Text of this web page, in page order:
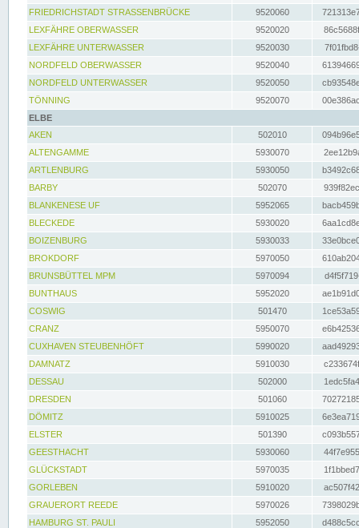
FRIEDRICHSTADT STRASSENBRÜCKE
9520060
LEXFÄHRE OBERWASSER
9520020
LEXFÄHRE UNTERWASSER
9520030
NORDFELD OBERWASSER
9520040
NORDFELD UNTERWASSER
9520050
TÖNNING
9520070
ELBE
AKEN
502010
ALTENGAMME
5930070
ARTLENBURG
5930050
BARBY
502070
BLANKENESE UF
5952065
BLECKEDE
5930020
BOIZENBURG
5930033
BROKDORF
5970050
BRUNSBÜTTEL MPM
5970094
BUNTHAUS
5952020
COSWIG
501470
CRANZ
5950070
CUXHAVEN STEUBENHÖFT
5990020
DAMNATZ
5910030
DESSAU
502000
DRESDEN
501060
DÖMITZ
5910025
ELSTER
501390
GEESTHACHT
5930060
GLÜCKSTADT
5970035
GORLEBEN
5910020
GRAUERORT REEDE
5970026
HAMBURG ST. PAULI
5952050